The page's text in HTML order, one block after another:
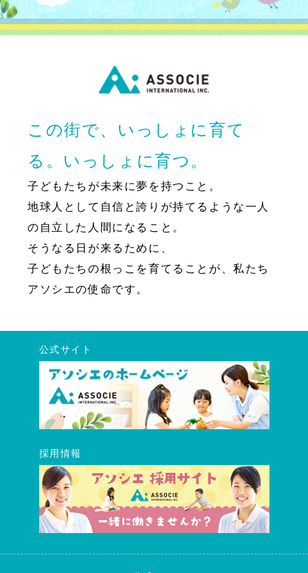
この街で、いっしょに育て
る。いっしょに育つ。
子どもたちが未来に夢を持つこと。
地球人として自信と誇りが持てるような一人
の自立した人間になること。
そうなる日が来るために、
子どもたちの根っこを育てることが、私たち
アソシエの使命です。
公式サイト
採用情報